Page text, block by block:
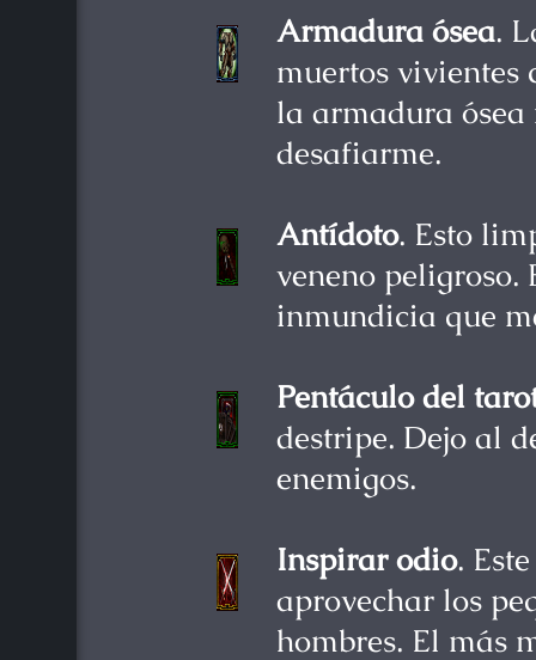
Armadura ósea.
muertos vivientes
la armadura ósea
desafiarme.
Antídoto. Esto
veneno
inmundicia que
Pentáculo del
destripe. Dejo al
enemigos.
Inspirar odio.
aprovechar los
hombres. El más